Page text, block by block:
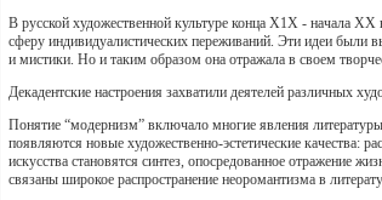
В русской художественной культуре конца Х1Х - начала ХХ
сферу индивидуалистических переживаний. Эти идеи были
и мистики. Но и таким образом она отражала в своем
Декадентские настроения захватили деятелей различных
Понятие “модернизм” включало многие явления
появляются новые художественно-эстетические качества:
искусства становятся синтез, опосредованное отражение
связаны широкое распространение неоромантизма в